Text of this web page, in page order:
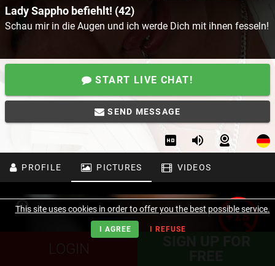
Lady Sappho befiehlt! (42)
Schau mir in die Augen und ich werde Dich mit ihnen fesseln!
START LIVE CHAT!
SEND MESSAGE
PROFILE PICTURES VIDEOS
LOGIN
This site uses cookies in order to offer you the best possible service.
I AGREE I REFUSE